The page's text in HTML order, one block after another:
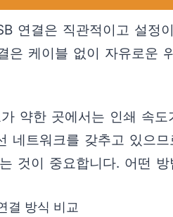
연결은 직관적이고 설정
케이블 없이 자유로운
약한 곳에서는 인쇄 속
트워크를 갖추고 있으
것이 중요합니다. 어떤 방
결 방식 비교